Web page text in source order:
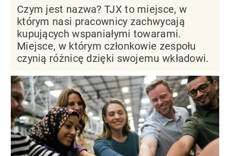
Czym jest nazwa? TJX to miejsce, w
którym nasi pracownicy zachwycają
kupujących wspaniałymi towarami.
Miejsce, w którym członkowie zespołu
czynią różnicę dzięki swojemu wkładowi.